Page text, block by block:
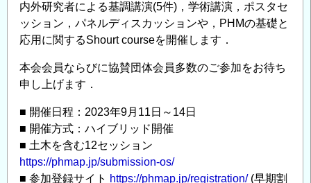
内外研究者による基調講演(5件)，学術講演，ポスタセ
ッション，パネルディスカッションや，PHMの基礎と
応用に関するShourt courseを開催します．
本会会員ならびに協賛団体会員多数のご参加をお待ち
申し上げます．
■ 開催日程：2023年9月11日～14日
■ 開催方式：ハイブリッド開催
■ 土木を含む12セッション
https://phmap.jp/submission-os/
■ 参加登録サイト https://phmap.jp/registration/(早期割